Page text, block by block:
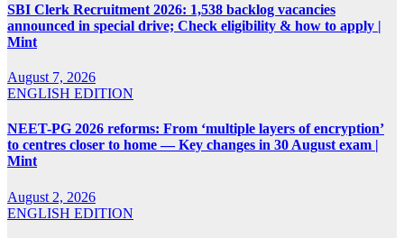
SBI Clerk Recruitment 2026: 1,538 backlog vacancies
announced in special drive; Check eligibility & how to apply |
Mint
August 7, 2026
ENGLISH EDITION
NEET-PG 2026 reforms: From ‘multiple layers of encryption’
to centres closer to home — Key changes in 30 August exam |
Mint
August 2, 2026
ENGLISH EDITION